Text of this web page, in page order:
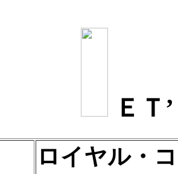
ＥＴ
ロイヤル・